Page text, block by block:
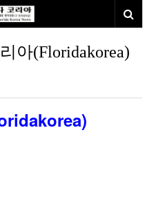
아(Floridakorea)